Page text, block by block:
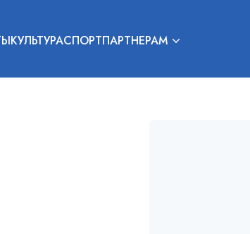
КУЛЬТУРАСПОРТПАРТНЕРАМ